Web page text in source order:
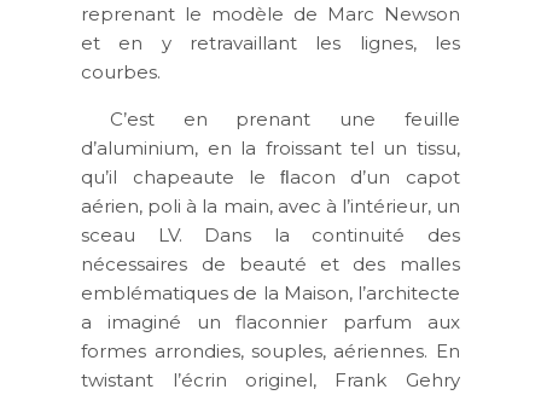
reprenant le modèle de Marc Newson
et en y retravaillant les lignes, les
courbes.
C’est en prenant une feuille
d’aluminium, en la froissant tel un tissu,
qu’il chapeaute le ﬂacon d’un capot
aérien, poli à la main, avec à l’intérieur, un
sceau LV. Dans la continuité des
nécessaires de beauté et des malles
emblématiques de la Maison, l’architecte
a imaginé un flaconnier parfum aux
formes arrondies, souples, aériennes. En
twistant l’écrin originel, Frank Gehry